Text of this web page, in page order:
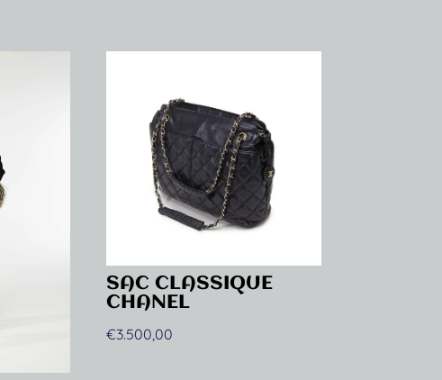
SAC CLASSIQUE
CHANEL
€3.500,00